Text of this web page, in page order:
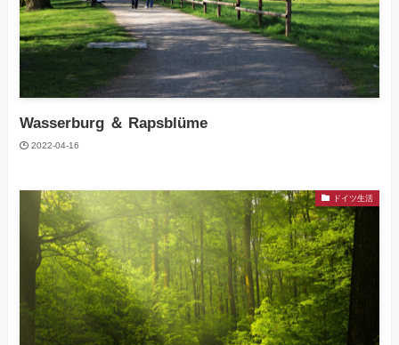
Wasserburg ＆ Rapsblüme
2022-04-16
ドイツ生活